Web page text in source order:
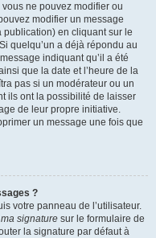
ne pouvez modifier ou
modifier un message
en cliquant sur le
quelqu’un a déjà répondu au
indiquant qu’il a été
que la date et l’heure de la
pas si un modérateur ou un
ils ont la possibilité de laisser
de leur propre initiative.
un message une fois que
?
votre panneau de l’utilisateur.
signature sur le formulaire de
la signature par défaut à